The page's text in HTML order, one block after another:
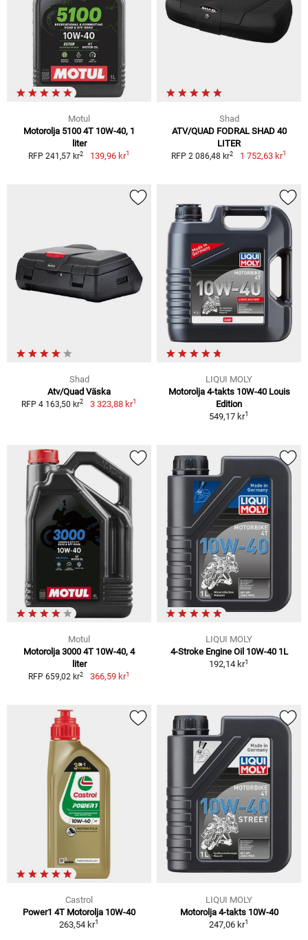
Motul
Motorolja 5100 4T 10W-40, 1
liter
RFP 241,57 kr2 139,96 kr1
Shad
ATV/QUAD FODRAL SHAD 40
LITER
RFP 2 086,48 kr2 1 752,63 kr1
Shad
Atv/Quad Väska
RFP 4 163,50 kr2 3 323,88 kr1
LIQUI MOLY
Motorolja 4-takts 10W-40 Louis
Edition
549,17 kr1
Motul
Motorolja 3000 4T 10W-40, 4
liter
RFP 659,02 kr2 366,59 kr1
LIQUI MOLY
4-Stroke Engine Oil 10W-40 1L
192,14 kr1
Castrol
Power1 4T Motorolja 10W-40
263,54 kr1
LIQUI MOLY
Motorolja 4-takts 10W-40
247,06 kr1